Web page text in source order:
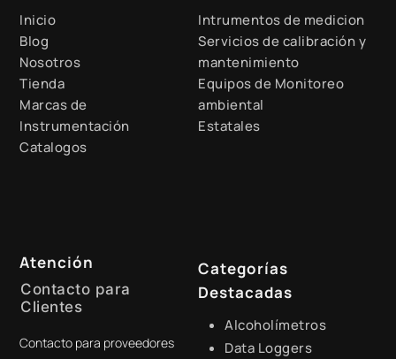
Inicio
Blog
Nosotros
Tienda
Marcas de
Instrumentación
Catalogos
Intrumentos de medicion
Servicios de calibración y
mantenimiento
Equipos de Monitoreo
ambiental
Estatales
Atención
Contacto para
Clientes
+51 941 525 454
Contacto para proveedores
Categorías
Destacadas
Alcoholímetros
Data Loggers